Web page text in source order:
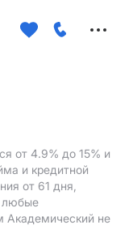
от 4.9% до 15% и
и кредитной
от 61 дня,
любые
Академический не